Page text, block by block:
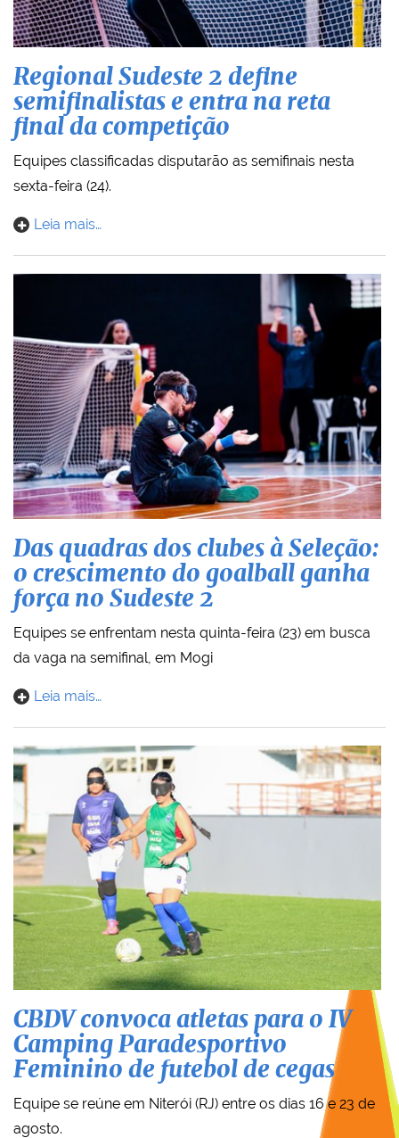
Regional Sudeste 2 define
semifinalistas e entra na reta
final da competição
Equipes classificadas disputarão as semifinais nesta
sexta-feira (24).
Leia mais…
Das quadras dos clubes à Seleção:
o crescimento do goalball ganha
força no Sudeste 2
Equipes se enfrentam nesta quinta-feira (23) em busca
da vaga na semifinal, em Mogi
Leia mais…
CBDV convoca atletas para o IV
Camping Paradesportivo
Feminino de futebol de cegas
Equipe se reúne em Niterói (RJ) entre os dias 16 e 23 de
agosto.